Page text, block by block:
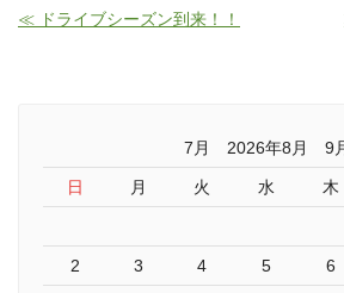
≪ ドライブシーズン到来！！
7月 2026年8月 9
日 月 火 水 木
2 3 4 5 6